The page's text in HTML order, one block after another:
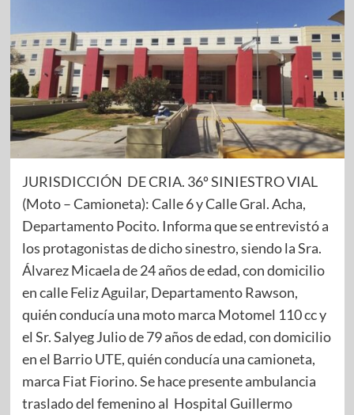
JURISDICCIÓN DE CRIA. 36º SINIESTRO VIAL
(Moto – Camioneta): Calle 6 y Calle Gral. Acha,
Departamento Pocito. Informa que se entrevistó a
los protagonistas de dicho sinestro, siendo la Sra.
Álvarez Micaela de 24 años de edad, con domicilio
en calle Feliz Aguilar, Departamento Rawson,
quién conducía una moto marca Motomel 110 cc y
el Sr. Salyeg Julio de 79 años de edad, con domicilio
en el Barrio UTE, quién conducía una camioneta,
marca Fiat Fiorino. Se hace presente ambulancia
traslado del femenino al Hospital Guillermo